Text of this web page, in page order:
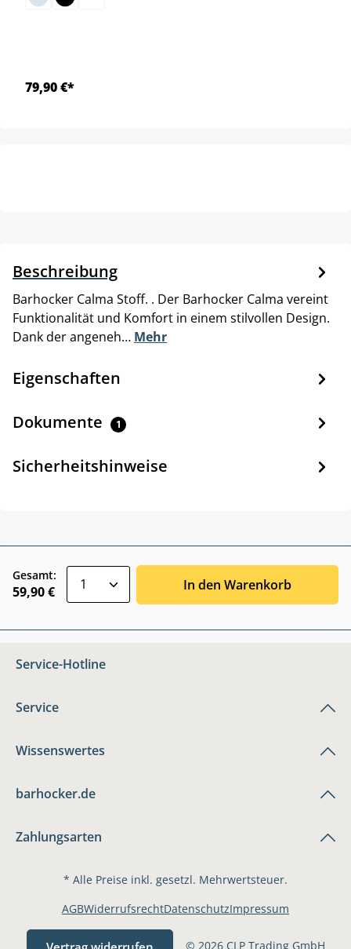
79,90 €*
Beschreibung
Barhocker Calma Stoff. . Der Barhocker Calma vereint
Funktionalität und Komfort in einem stilvollen Design.
Dank der angeneh… Mehr
Eigenschaften
Dokumente 1
Sicherheitshinweise
Gesamt:
59,90 € In den Warenkorb
Service-Hotline
Service
Wissenswertes
barhocker.de
Zahlungsarten
* Alle Preise inkl. gesetzl. Mehrwertsteuer.
© 2026 CLP Trading GmbH
AGBWiderrufsrechtDatenschutzImpressum